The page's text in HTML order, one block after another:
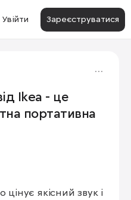
Увійти Зареєструватися
Ikea - це
портативна
1/4
якісний звук і